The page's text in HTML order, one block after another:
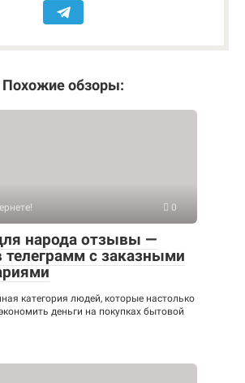
Похожие обзоры:
0
народа отзывы —
телеграмм с заказными
категория людей, которые настолько
деньги на покупках бытовой